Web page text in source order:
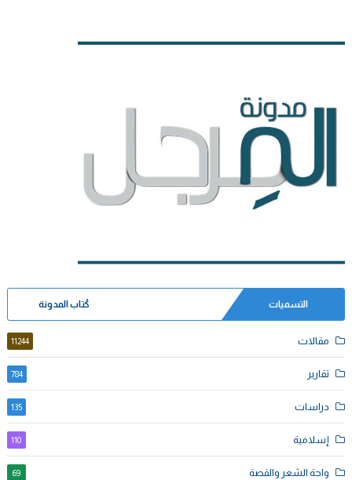
التسميات كُتاب المدونة
مقالات 11244
تقارير 784
دراسات 135
إسلامية 110
واحة الشعر والقصة 69